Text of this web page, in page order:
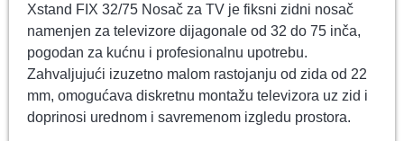
Xstand FIX 32/75 Nosač za TV je fiksni zidni nosač
namenjen za televizore dijagonale od 32 do 75 inča,
pogodan za kućnu i profesionalnu upotrebu.
Zahvaljujući izuzetno malom rastojanju od zida od 22
mm, omogućava diskretnu montažu televizora uz zid i
doprinosi urednom i savremenom izgledu prostora.